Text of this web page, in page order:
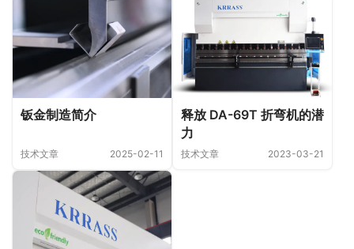
钣金制造简介
技术文章 2025-02-11
释放 DA-69T 折弯机的潜
力
技术文章 2023-03-21